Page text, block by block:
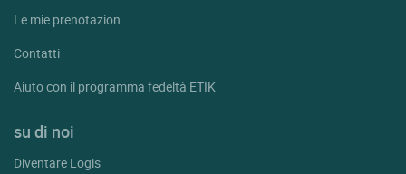
Le mie prenotazion
Contatti
Aiuto con il programma fedeltà ETIK
su di noi
Diventare Logis